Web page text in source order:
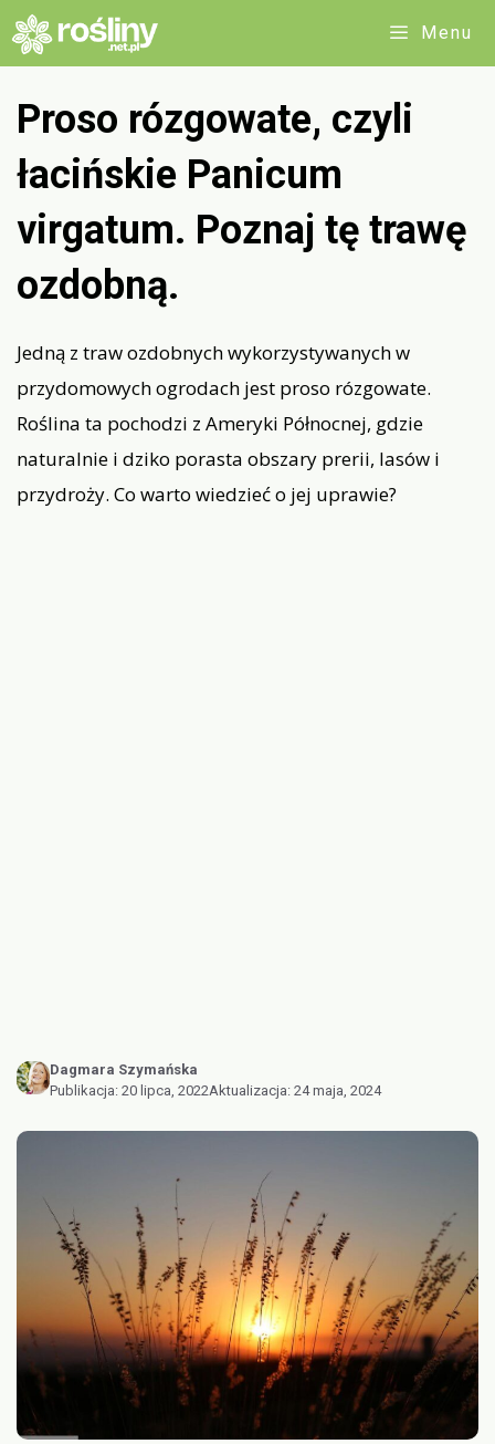
Przejdź
do
Menu
Proso rózgowate, czyli
łacińskie Panicum
virgatum. Poznaj tę trawę
ozdobną.
Jedną z traw ozdobnych wykorzystywanych w
przydomowych ogrodach jest proso rózgowate.
Roślina ta pochodzi z Ameryki Północnej, gdzie
naturalnie i dziko porasta obszary prerii, lasów i
przydroży. Co warto wiedzieć o jej uprawie?
Dagmara Szymańska
Publikacja: 20 lipca, 2022Aktualizacja: 24 maja, 2024